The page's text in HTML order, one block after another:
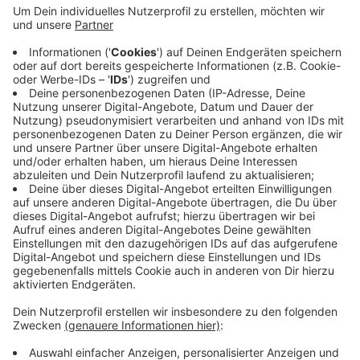
Nach Angaben der Polizei ist der Schacht sechs
Meter tief. Dem Vater gelang es, das Kind zu retten.
Anschließend kam es mit einem Hubschrauber ins
Krankenhaus. Nach jetzigem Stand der Ermittlungen
war der Vierjährige Sonntagnachmittag (30.8.) mit
weiteren Kindern und Eltern auf dem Sportplatz und
spielte dort. Wie er in den Schacht fallen konnte, ist
noch unklar.
Anzeige